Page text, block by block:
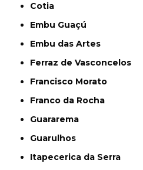
Cotia
Embu Guaçú
Embu das Artes
Ferraz de Vasconcelos
Francisco Morato
Franco da Rocha
Guararema
Guarulhos
Itapecerica da Serra